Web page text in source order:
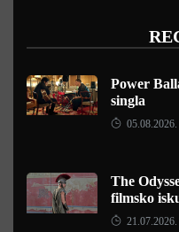
Power
singla
05.08.2026.
The
filmsko
21.07.2026.